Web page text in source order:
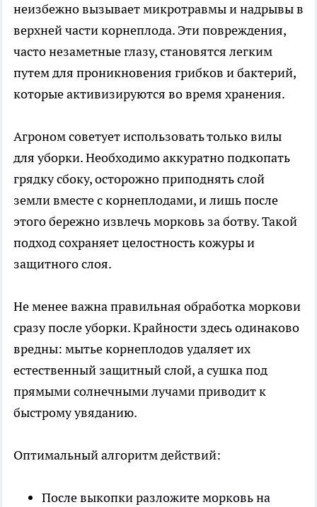
неизбежно вызывает микротравмы и надрывы в
верхней части корнеплода. Эти повреждения,
часто незаметные глазу, становятся легким
путем для проникновения грибков и бактерий,
которые активизируются во время хранения.
Агроном советует использовать только вилы
для уборки. Необходимо аккуратно подкопать
грядку сбоку, осторожно приподнять слой
земли вместе с корнеплодами, и лишь после
этого бережно извлечь морковь за ботву. Такой
подход сохраняет целостность кожуры и
защитного слоя.
Не менее важна правильная обработка моркови
сразу после уборки. Крайности здесь одинаково
вредны: мытье корнеплодов удаляет их
естественный защитный слой, а сушка под
прямыми солнечными лучами приводит к
быстрому увяданию.
Оптимальный алгоритм действий:
После выкопки разложите морковь на